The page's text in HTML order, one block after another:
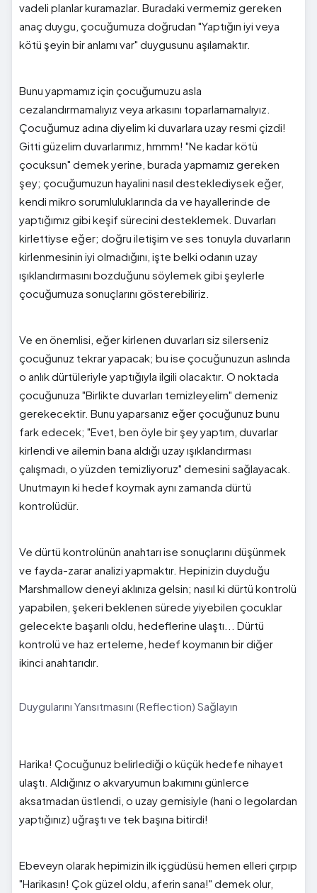
vadeli planlar kuramazlar. Buradaki vermemiz gereken
anaç duygu, çocuğumuza doğrudan "Yaptığın iyi veya
kötü şeyin bir anlamı var" duygusunu aşılamaktır.
Bunu yapmamız için çocuğumuzu asla
cezalandırmamalıyız veya arkasını toparlamamalıyız.
Çocuğumuz adına diyelim ki duvarlara uzay resmi çizdi!
Gitti güzelim duvarlarımız, hmmm! "Ne kadar kötü
çocuksun" demek yerine, burada yapmamız gereken
şey; çocuğumuzun hayalini nasıl desteklediysek eğer,
kendi mikro sorumluluklarında da ve hayallerinde de
yaptığımız gibi keşif sürecini desteklemek. Duvarları
kirlettiyse eğer; doğru iletişim ve ses tonuyla duvarların
kirlenmesinin iyi olmadığını, işte belki odanın uzay
ışıklandırmasını bozduğunu söylemek gibi şeylerle
çocuğumuza sonuçlarını gösterebiliriz.
Ve en önemlisi, eğer kirlenen duvarları siz silerseniz
çocuğunuz tekrar yapacak; bu ise çocuğunuzun aslında
o anlık dürtüleriyle yaptığıyla ilgili olacaktır. O noktada
çocuğunuza "Birlikte duvarları temizleyelim" demeniz
gerekecektir. Bunu yaparsanız eğer çocuğunuz bunu
fark edecek; "Evet, ben öyle bir şey yaptım, duvarlar
kirlendi ve ailemin bana aldığı uzay ışıklandırması
çalışmadı, o yüzden temizliyoruz" demesini sağlayacak.
Unutmayın ki hedef koymak aynı zamanda dürtü
kontrolüdür.
Ve dürtü kontrolünün anahtarı ise sonuçlarını düşünmek
ve fayda-zarar analizi yapmaktır. Hepinizin duyduğu
Marshmallow deneyi aklınıza gelsin; nasıl ki dürtü kontrolü
yapabilen, şekeri beklenen sürede yiyebilen çocuklar
gelecekte başarılı oldu, hedeflerine ulaştı... Dürtü
kontrolü ve haz erteleme, hedef koymanın bir diğer
ikinci anahtarıdır.
Duygularını Yansıtmasını (Reflection) Sağlayın
Harika! Çocuğunuz belirlediği o küçük hedefe nihayet
ulaştı. Aldığınız o akvaryumun bakımını günlerce
aksatmadan üstlendi, o uzay gemisiyle (hani o legolardan
yaptığınız) uğraştı ve tek başına bitirdi!
Ebeveyn olarak hepimizin ilk içgüdüsü hemen elleri çırpıp
"Harikasın! Çok güzel oldu, aferin sana!" demek olur,